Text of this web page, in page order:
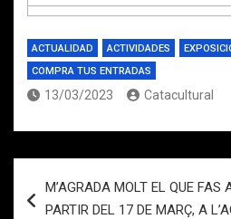
ACTUALIDAD ACTIVIDADES
COMPRA TUS ENTRADAS
13/03/2023 Catacultural
de
M’AGRADA MOLT EL QUE
PARTIR DEL 17 DE MARÇ, A